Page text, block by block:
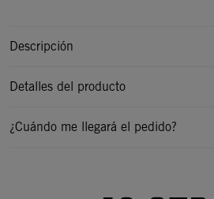
Descripción
Detalles del producto
¿Cuándo me llegará el pedido?